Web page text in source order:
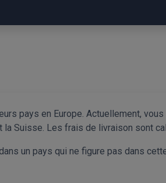
pays en Europe. Actuellement,
la Suisse. Les frais de livraison sont
un pays qui ne figure pas dans